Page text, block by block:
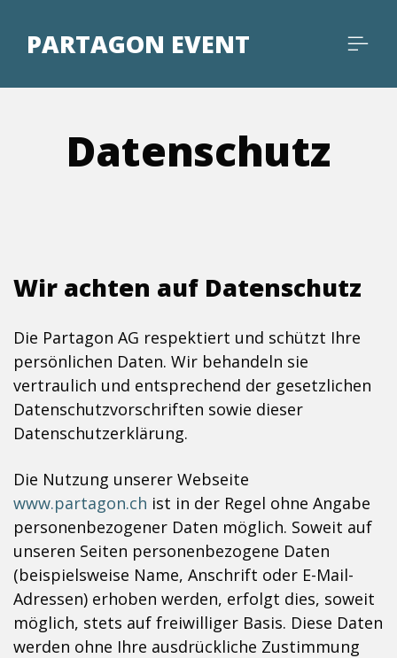
PARTAGON EVENT
Datenschutz
Wir achten auf Datenschutz
Die Partagon AG respektiert und schützt Ihre
persönlichen Daten. Wir behandeln sie
vertraulich und entsprechend der gesetzlichen
Datenschutzvorschriften sowie dieser
Datenschutzerklärung.
Die Nutzung unserer Webseite
www.partagon.ch ist in der Regel ohne Angabe
personenbezogener Daten möglich. Soweit auf
unseren Seiten personenbezogene Daten
(beispielsweise Name, Anschrift oder E-Mail-
Adressen) erhoben werden, erfolgt dies, soweit
möglich, stets auf freiwilliger Basis. Diese Daten
werden ohne Ihre ausdrückliche Zustimmung